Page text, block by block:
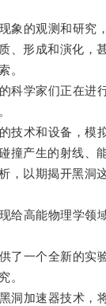
的观测和研究
、形成和演化，
。
学家们正在进
术和设备，模
撞产生的射线、
，以期揭开黑洞
高能物理学领
一个全新的实
。
加速器技术，